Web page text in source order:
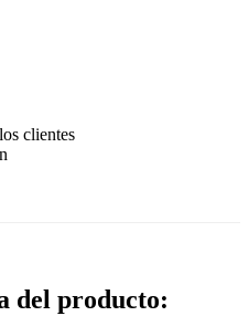
clientes
del producto: